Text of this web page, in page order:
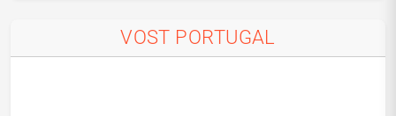
VOST PORTUGAL